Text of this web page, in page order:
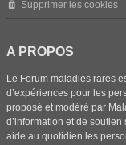
Supprimer les cookies
A PROPOS
Le Forum maladies rares
d’expériences pour les
proposé et modéré par
d’information et de
aide au quotidien les